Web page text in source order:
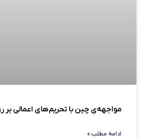
مواجهه‌ی چین با تحریم‌های اعمالی بر
ادامه مطلب »